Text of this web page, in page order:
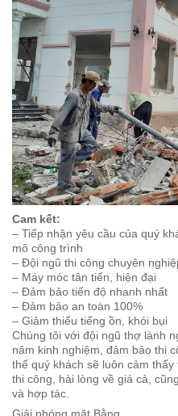
Cam kết:
– Tiếp nhận yêu cầu của quý
mô công trình
– Đội ngũ thi công chuyên nghiệp
– Máy móc tân tiến, hiện đại
– Đảm bảo tiến độ nhanh nhất
– Đảm bảo an toàn 100%
– Giảm thiểu tiếng ồn, khói bụi
Chúng tôi với đội ngũ thợ lành
năm kinh nghiệm, đảm bảo thi
thế quý khách sẽ luôn cảm
thi công, hài lòng về giá cả,
và hợp tác.